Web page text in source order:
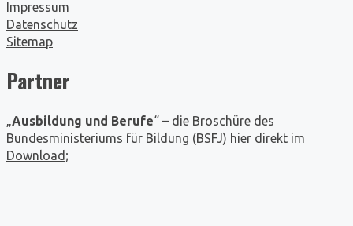
Impressum
Datenschutz
Sitemap
Partner
„Ausbildung und Berufe“ – die Broschüre des
Bundesministeriums für Bildung (BSFJ) hier direkt im
Download ;